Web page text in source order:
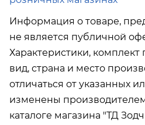
Информация о товаре,
не является публичной
Характеристики,
вид, страна и место
отличаться от указанных
изменены
каталоге магазина "ТД